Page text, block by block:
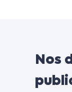
Nos